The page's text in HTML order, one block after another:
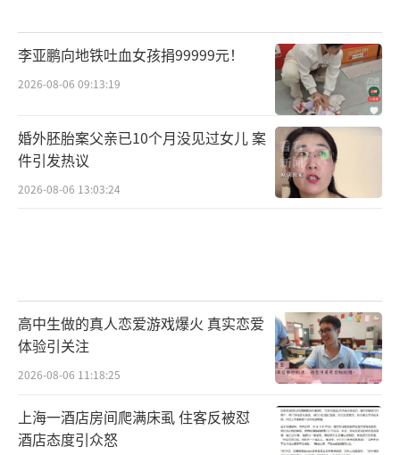
李亚鹏向地铁吐血女孩捐99999元！
2026-08-06 09:13:19
婚外胚胎案父亲已10个月没见过女儿 案
件引发热议
2026-08-06 13:03:24
高中生做的真人恋爱游戏爆火 真实恋爱
体验引关注
2026-08-06 11:18:25
上海一酒店房间爬满床虱 住客反被怼
酒店态度引众怒